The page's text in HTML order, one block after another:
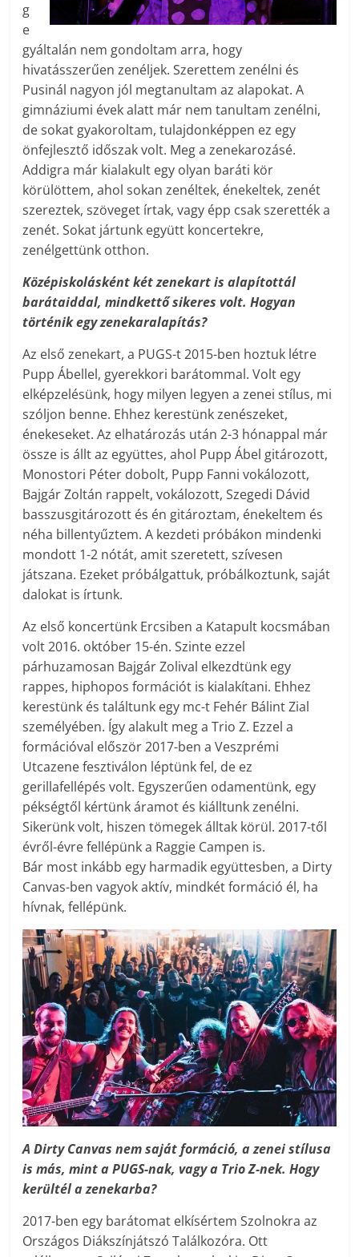
g
e
gyáltalán nem gondoltam arra, hogy
hivatásszerűen zenéljek. Szerettem zenélni és
Pusinál nagyon jól megtanultam az alapokat. A
gimnáziumi évek alatt már nem tanultam zenélni,
de sokat gyakoroltam, tulajdonképpen ez egy
önfejlesztő időszak volt. Meg a zenekarozásé.
Addigra már kialakult egy olyan baráti kör
körülöttem, ahol sokan zenéltek, énekeltek, zenét
szereztek, szöveget írtak, vagy épp csak szerették a
zenét. Sokat jártunk együtt koncertekre,
zenélgettünk otthon.
Középiskolásként két zenekart is alapítottál
barátaiddal, mindkettő sikeres volt. Hogyan
történik egy zenekaralapítás?
Az első zenekart, a PUGS-t 2015-ben hoztuk létre
Pupp Ábellel, gyerekkori barátommal. Volt egy
elképzelésünk, hogy milyen legyen a zenei stílus, mi
szóljon benne. Ehhez kerestünk zenészeket,
énekeseket. Az elhatározás után 2-3 hónappal már
össze is állt az együttes, ahol Pupp Ábel gitározott,
Monostori Péter dobolt, Pupp Fanni vokálozott,
Bajgár Zoltán rappelt, vokálozott, Szegedi Dávid
basszusgitározott és én gitároztam, énekeltem és
néha billentyűztem. A kezdeti próbákon mindenki
mondott 1-2 nótát, amit szeretett, szívesen
játszana. Ezeket próbálgattuk, próbálkoztunk, saját
dalokat is írtunk.
Az első koncertünk Ercsiben a Katapult kocsmában
volt 2016. október 15-én. Szinte ezzel
párhuzamosan Bajgár Zolival elkezdtünk egy
rappes, hiphopos formációt is kialakítani. Ehhez
kerestünk és találtunk egy mc-t Fehér Bálint Zial
személyében. Így alakult meg a Trio Z. Ezzel a
formációval először 2017-ben a Veszprémi
Utcazene fesztiválon léptünk fel, de ez
gerillafellépés volt. Egyszerűen odamentünk, egy
pékségtől kértünk áramot és kiálltunk zenélni.
Sikerünk volt, hiszen tömegek álltak körül. 2017-től
évről-évre fellépünk a Raggie Campen is.
Bár most inkább egy harmadik együttesben, a Dirty
Canvas-ben vagyok aktív, mindkét formáció él, ha
hívnak, fellépünk.
A Dirty Canvas nem saját formáció, a zenei stílusa
is más, mint a PUGS-nak, vagy a Trio Z-nek. Hogy
kerültél a zenekarba?
2017-ben egy barátomat elkísértem Szolnokra az
Országos Diákszínjátszó Találkozóra. Ott